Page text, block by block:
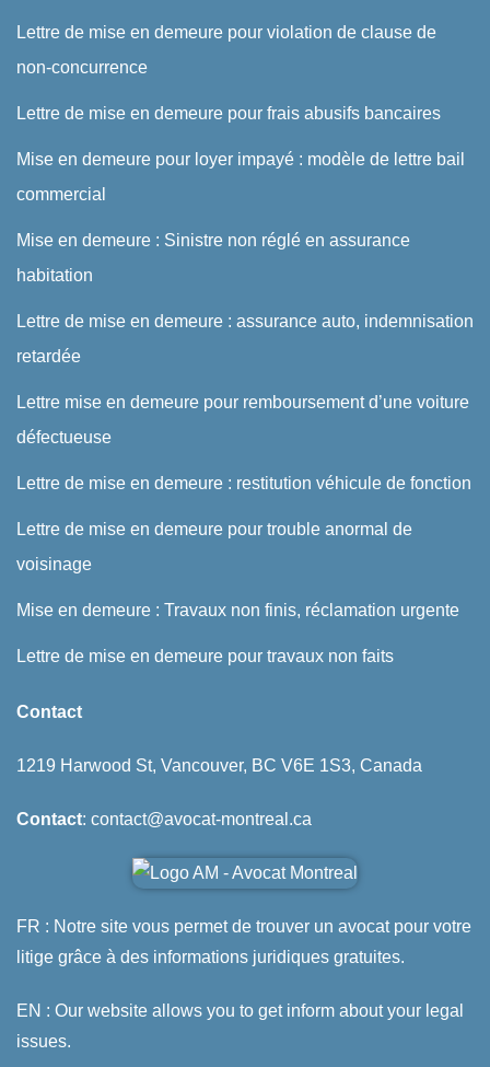
Lettre de mise en demeure pour violation de clause de
non-concurrence
Lettre de mise en demeure pour frais abusifs bancaires
Mise en demeure pour loyer impayé : modèle de lettre bail
commercial
Mise en demeure : Sinistre non réglé en assurance
habitation
Lettre de mise en demeure : assurance auto, indemnisation
retardée
Lettre mise en demeure pour remboursement d’une voiture
défectueuse
Lettre de mise en demeure : restitution véhicule de fonction
Lettre de mise en demeure pour trouble anormal de
voisinage
Mise en demeure : Travaux non finis, réclamation urgente
Lettre de mise en demeure pour travaux non faits
Contact
1219 Harwood St, Vancouver, BC V6E 1S3, Canada
Contact: contact@avocat-montreal.ca
FR : Notre site vous permet de trouver un avocat pour votre
litige grâce à des informations juridiques gratuites.
EN : Our website allows you to get inform about your legal
issues.